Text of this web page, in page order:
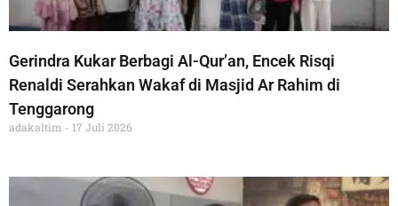
Gerindra Kukar Berbagi Al-Qur’an, Encek Risqi
Renaldi Serahkan Wakaf di Masjid Ar Rahim di
Tenggarong
adakaltim 17 Juli 2026